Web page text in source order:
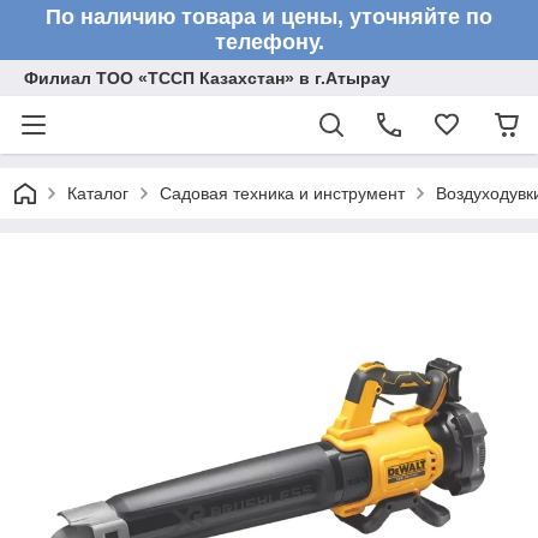
По наличию товара и цены, уточняйте по
телефону.
Филиал ТОО «ТССП Казахстан» в г.Атырау
Каталог Садовая техника и инструмент